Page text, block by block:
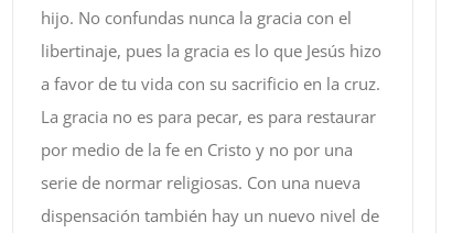
hijo. No confundas nunca la gracia con el
libertinaje, pues la gracia es lo que Jesús hizo
a favor de tu vida con su sacrificio en la cruz.
La gracia no es para pecar, es para restaurar
por medio de la fe en Cristo y no por una
serie de normar religiosas. Con una nueva
dispensación también hay un nuevo nivel de